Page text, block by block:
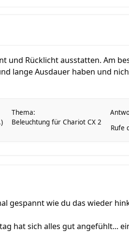
und Rücklicht ausstatten. Am
lange Ausdauer haben und
Thema:
Beleuchtung für Chariot CX 2
Rufe
gespannt wie du das wieder
hat sich alles gut angefühlt...